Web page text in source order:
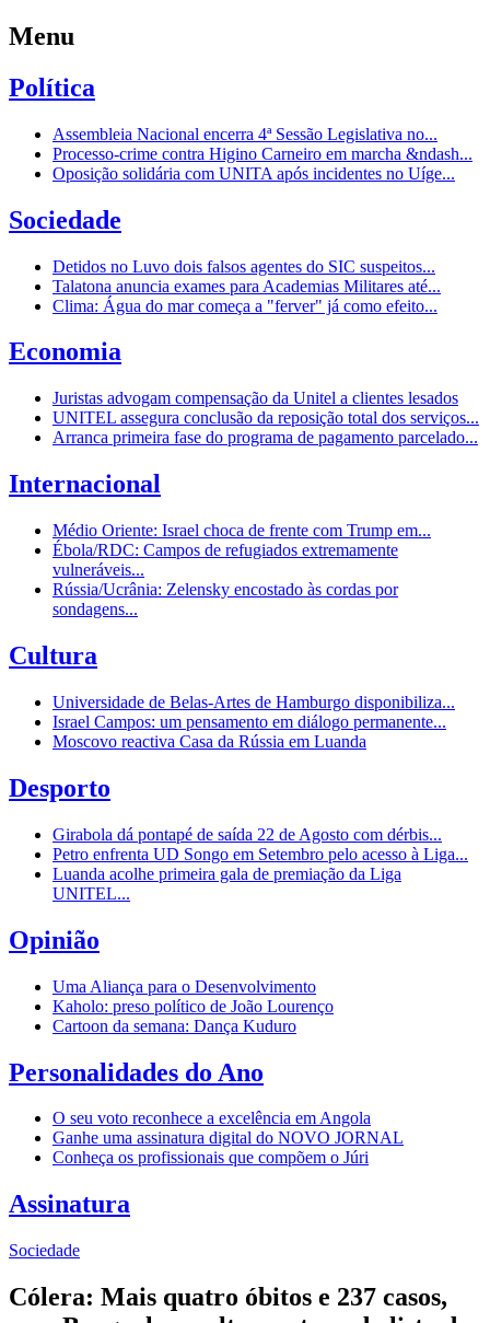
Menu
Política
Assembleia Nacional encerra 4ª Sessão Legislativa no...
Processo-crime contra Higino Carneiro em marcha &ndash...
Oposição solidária com UNITA após incidentes no Uíge...
Sociedade
Detidos no Luvo dois falsos agentes do SIC suspeitos...
Talatona anuncia exames para Academias Militares até...
Clima: Água do mar começa a "ferver" já como efeito...
Economia
Juristas advogam compensação da Unitel a clientes lesados
UNITEL assegura conclusão da reposição total dos serviços...
Arranca primeira fase do programa de pagamento parcelado...
Internacional
Médio Oriente: Israel choca de frente com Trump em...
Ébola/RDC: Campos de refugiados extremamente
vulneráveis...
Rússia/Ucrânia: Zelensky encostado às cordas por
sondagens...
Cultura
Universidade de Belas-Artes de Hamburgo disponibiliza...
Israel Campos: um pensamento em diálogo permanente...
Moscovo reactiva Casa da Rússia em Luanda
Desporto
Girabola dá pontapé de saída 22 de Agosto com dérbis...
Petro enfrenta UD Songo em Setembro pelo acesso à Liga...
Luanda acolhe primeira gala de premiação da Liga
UNITEL...
Opinião
Uma Aliança para o Desenvolvimento
Kaholo: preso político de João Lourenço
Cartoon da semana: Dança Kuduro
Personalidades do Ano
O seu voto reconhece a excelência em Angola
Ganhe uma assinatura digital do NOVO JORNAL
Conheça os profissionais que compõem o Júri
Assinatura
Sociedade
Cólera: Mais quatro óbitos e 237 casos,